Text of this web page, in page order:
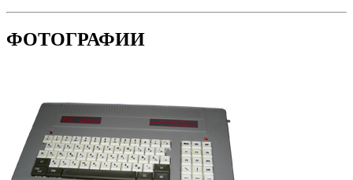
ФОТОГРАФИИ